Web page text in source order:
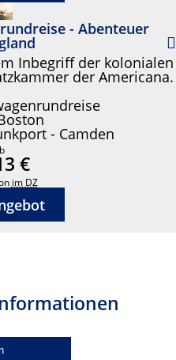
- Abenteuer
Inbegriff der kolonialen
der Americana.
- Camden
€
im DZ